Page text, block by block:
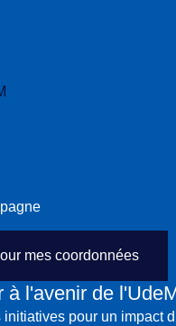
mes coordonnées
à l'avenir de
initiatives pour un impact